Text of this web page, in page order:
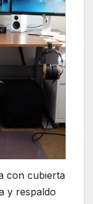
con cubierta
y respaldo